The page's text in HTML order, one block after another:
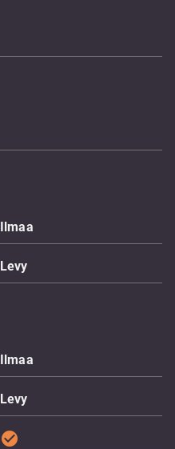
Ilmaa
Levy
Ilmaa
Levy
check_circle